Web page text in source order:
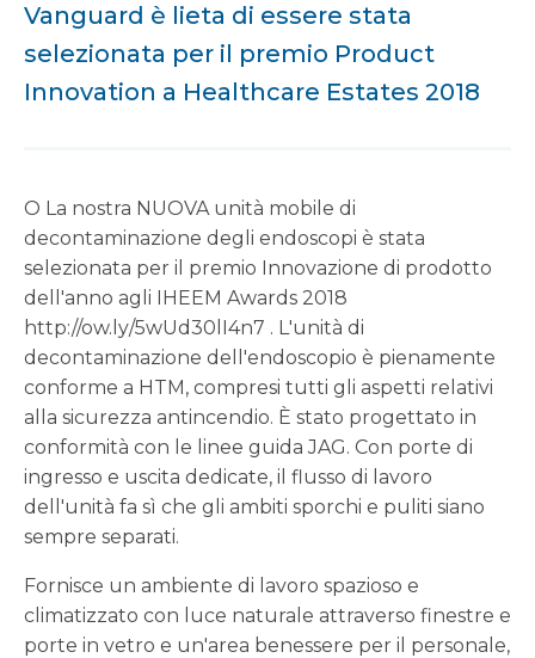
Vanguard è lieta di essere stata
selezionata per il premio Product
Innovation a Healthcare Estates 2018
O La nostra NUOVA unità mobile di
decontaminazione degli endoscopi è stata
selezionata per il premio Innovazione di prodotto
dell'anno agli IHEEM Awards 2018
http://ow.ly/5wUd30lI4n7 . L'unità di
decontaminazione dell'endoscopio è pienamente
conforme a HTM, compresi tutti gli aspetti relativi
alla sicurezza antincendio. È stato progettato in
conformità con le linee guida JAG. Con porte di
ingresso e uscita dedicate, il flusso di lavoro
dell'unità fa sì che gli ambiti sporchi e puliti siano
sempre separati.
Fornisce un ambiente di lavoro spazioso e
climatizzato con luce naturale attraverso finestre e
porte in vetro e un'area benessere per il personale,